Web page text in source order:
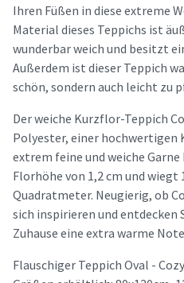
Ihren Füßen in diese extreme
Material dieses Teppichs ist
wunderbar weich und besitzt
Außerdem ist dieser Teppich
schön, sondern auch leicht zu
Der weiche Kurzflor-Teppich
Polyester, einer hochwertigen
extrem feine und weiche
Florhöhe von 1,2 cm und wiegt
Quadratmeter. Neugierig, ob
sich inspirieren und entdecken
Zuhause eine extra warme
Flauschiger Teppich Oval -